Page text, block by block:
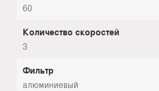
60
Количество скоростей
3
Фильтр
алюминиевый